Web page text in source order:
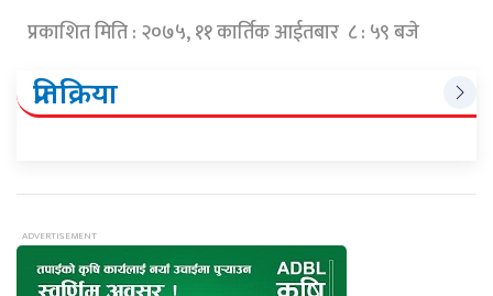
प्रकाशित मिति : २०७५, ११ कार्तिक आईतबार ८ : ५९ बजे
प्रतिक्रिया